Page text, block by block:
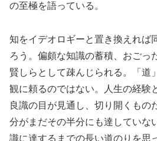
の至極を語っている。
知をイデオロギーと置き換えれば
ろう。偏頗な知識の蓄積、おごっ
賢しらとして疎んじられる。「道
観に頼るのではない。人生の経験
良識の目が見通し、切り開くもの
分がまだその半分にも達していな
識に達するまでの長い道のりを思